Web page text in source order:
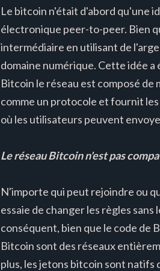
Le bitcoin n'était d'abord qu'une
électronique peer-to-peer. Bien
intermédiaire en utilisant de
domaine numérique. Cette idée
Bitcoin le réseau est composé
comme un protocole et fournit
où les utilisateurs peuvent
Le réseau Bitcoin n'est pas
N'importe qui peut rejoindre ou
essaie de changer les règles
conséquent, bien que le code de
Bitcoin sont des réseaux
plus, les jetons bitcoin sont